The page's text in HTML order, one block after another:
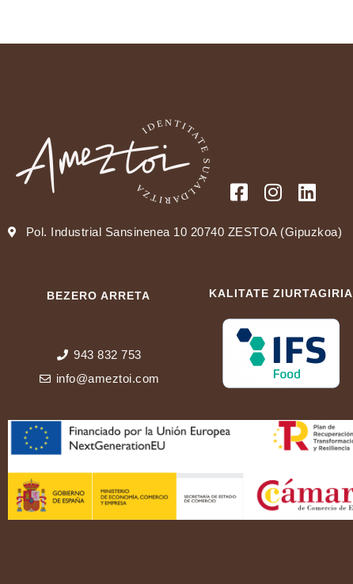
Pol. Industrial Sansinenea 10 20740 ZESTOA (Gipuzkoa)
BEZERO ARRETA
943 832 753
info@ameztoi.com
KALITATE ZIURTAGIRIA